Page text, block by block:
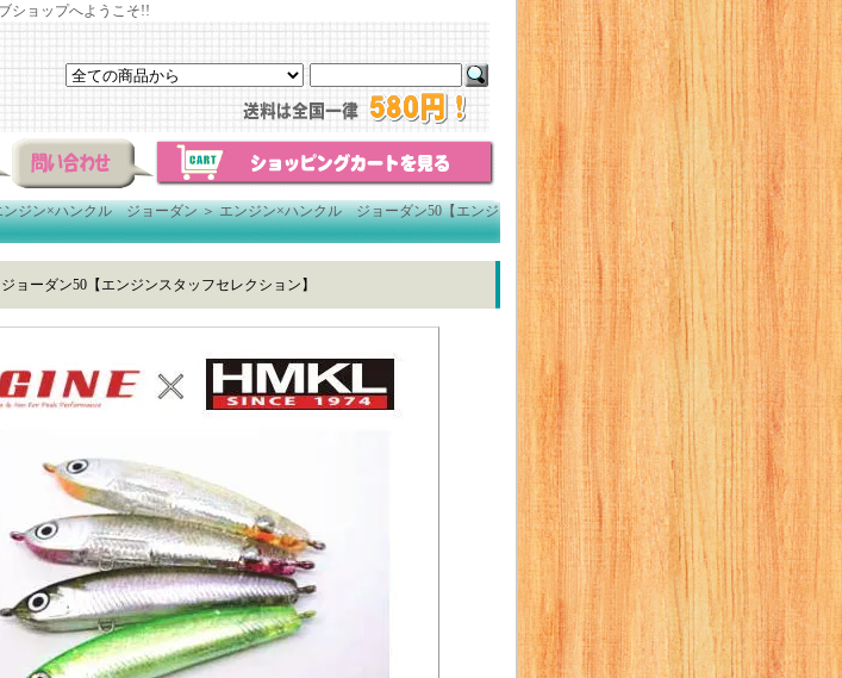
ショップへようこそ!!
ンジン×ハンクル ジョーダン＞エンジン×ハンクル ジョーダン50【エンジ
ーダン50【エンジンスタッフセレクション】